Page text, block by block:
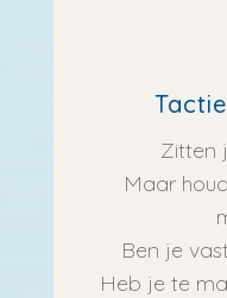
Zitten
Maar
Ben je
Heb je te